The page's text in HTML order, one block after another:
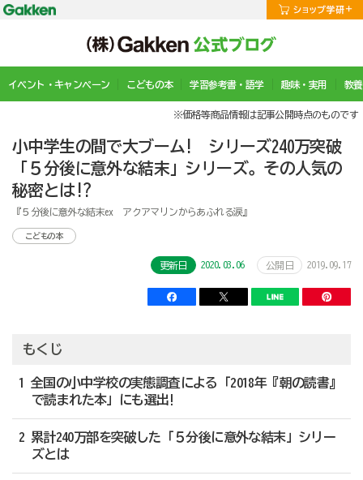
イベント・キャンペーン こどもの本 学習参考書・語学 趣味・実用 教
※価格等商品情報は記事公開時点のものです
小中学生の間で大ブーム! シリーズ240万突破
「５分後に意外な結末」シリーズ。その人気の
秘密とは!?
『５分後に意外な結末ex アクアマリンからあふれる涙』
こどもの本
更新日 2020.03.06 公開日 2019.09.17
もくじ
1 全国の小中学校の実態調査による「2018年『朝の読書』
で読まれた本」にも選出!
2 累計240万部を突破した「５分後に意外な結末」シリー
ズとは